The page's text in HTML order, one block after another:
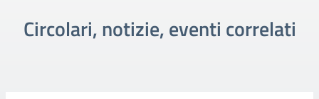
Circolari, notizie, eventi correlati